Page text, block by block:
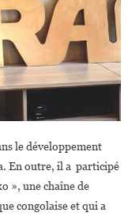
le développement
En outre, il a participé
», une chaîne de
congolaise et qui a